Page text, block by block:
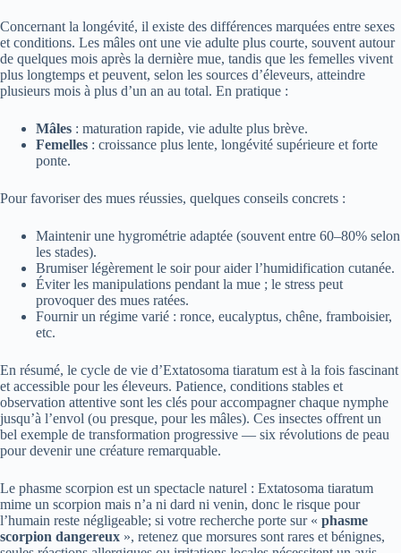
Concernant la longévité, il existe des différences marquées entre sexes
et conditions. Les mâles ont une vie adulte plus courte, souvent autour
de quelques mois après la dernière mue, tandis que les femelles vivent
plus longtemps et peuvent, selon les sources d’éleveurs, atteindre
plusieurs mois à plus d’un an au total. En pratique :
Mâles : maturation rapide, vie adulte plus brève.
Femelles : croissance plus lente, longévité supérieure et forte
ponte.
Pour favoriser des mues réussies, quelques conseils concrets :
Maintenir une hygrométrie adaptée (souvent entre 60–80% selon
les stades).
Brumiser légèrement le soir pour aider l’humidification cutanée.
Éviter les manipulations pendant la mue ; le stress peut
provoquer des mues ratées.
Fournir un régime varié : ronce, eucalyptus, chêne, framboisier,
etc.
En résumé, le cycle de vie d’Extatosoma tiaratum est à la fois fascinant
et accessible pour les éleveurs. Patience, conditions stables et
observation attentive sont les clés pour accompagner chaque nymphe
jusqu’à l’envol (ou presque, pour les mâles). Ces insectes offrent un
bel exemple de transformation progressive — six révolutions de peau
pour devenir une créature remarquable.
Le phasme scorpion est un spectacle naturel : Extatosoma tiaratum
mime un scorpion mais n’a ni dard ni venin, donc le risque pour
l’humain reste négligeable; si votre recherche porte sur « phasme
scorpion dangereux », retenez que morsures sont rares et bénignes,